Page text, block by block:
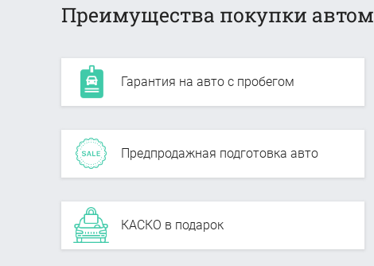
Преимущества покупки
Гарантия на авто с пробегом
Предпродажная подготовка авто
КАСКО в подарок